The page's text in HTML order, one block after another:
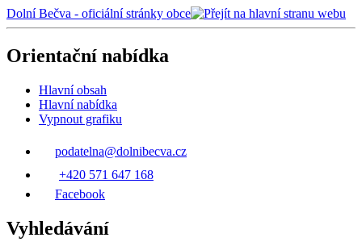
Dolní Bečva - oficiální stránky obce
Orientační nabídka
Hlavní obsah
Hlavní nabídka
Vypnout grafiku
podatelna@dolnibecva.cz
+420 571 647 168
Facebook
Vyhledávání